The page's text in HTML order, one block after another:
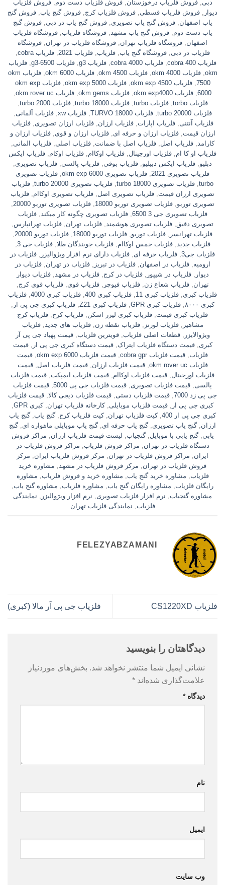
دبی ,فروش فلزیاب درخوزستان ,فروش فلزیاب دست دوم ,فروش فلزیاب
دیوار
فروش فلزیاب قسطی فروش فلزیاب کرج فروش گنج یاب فروش گنج
یاب اصفهان ,فروش گنج یاب تصویری ,فروش گنج یاب در دبی ,فروش گنج
یاب دست دوم ,فروش گنج یاب مشهد ,فروشگاه فلزیاب ,فروشگاه فلزیاب
اصفهان فروشگاه فلزیاب تهران فروشگاه فلزیاب در تهران فروشگاه
فلزیاب در دبی ,فروشگاه گنج یاب ,فلزیاب ,فلزیاب 2021 ,فلزیاب cobra
فلزیاب cobra 400
فلزیاب cobra 4000 فلزیاب g3 فلزیاب g3-6500
فلزیاب
okm
,فلزیاب okm 4000 ,فلزیاب okm 4500 ,فلزیاب okm 6000 ,
فلزیاب okm
7500
,فلزیاب okm exp 4500 ,فلزیاب okm exp 5000 ,
فلزیاب okm exp
6000 فلزیاب okm exp4000 فلزیاب okm gems فلزیاب okm rover uc
فلزیاب torbo
,فلزیاب turbo ,فلزیاب turbo 18000 ,فلزیاب turbo 2000
فلزیاب turbo 20000
,فلزیاب TURVO 18000 ,فلزیاب xw ,فلزیاب آلمانی
فلزیاب آنتنی ,فلزیاب اپارات ,فلزیاب ارزان ,فلزیاب ارزان تصویری ,فلزیاب
ارزان قیمت ,فلزیاب ارزان و حرفه ای ,فلزیاب ارزان و قوی ,فلزیاب ارزان و
کارامد
,فلزیاب اصل ,فلزیاب اصل با ضمانت ,فلزیاب اصلی ,فلزیاب المانی
فلزیاب او کا ام فلزیاب اورجینال فلزیاب اوکاام فلزیاب اوکام فلزیاب ایکس
دبلیو فلزیاب ایکس دبیلیو فلزیاب بوقی فلزیاب پالسی فلزیاب تصویری
فلزیاب تصویری 2021
فلزیاب تصویری okm exp 6000
فلزیاب تصویری
turbo فلزیاب تصویری turbo 18000 فلزیاب تصویری turbo 20000
فلزیاب
تصویری ارزان قیمت فلزیاب تصویری اصل فلزیاب تصویری اوکاام فلزیاب
تصویری توربو ,فلزیاب تصویری توربو 18000 ,فلزیاب تصویری توربو 20000
فلزیاب تصویری جی 3 6500
,فلزیاب تصویری چگونه کار میکند ,فلزیاب
تصویری دقیق فلزیاب تصویری هوشمند فلزیاب تهران فلزیاب تهرانپارس
فلزیاب تهرانسر
فلزیاب توربو فلزیاب توربو 18000 فلزیاب توربو 20000
فلزیاب جدید
,فلزیاب جمس اوکاام ,فلزیاب جویندگان طلا ,فلزیاب جی 3
فلزیاب جی3
فلزیاب حرفه ای فلزیاب دارای نرم افزار ویژوالیزر
فلزیاب در
ارومیه ,فلزیاب در اصفهان ,فلزیاب در تبریز ,فلزیاب در تهران ,فلزیاب در
دیوار
,فلزیاب در شیپور ,فلزیاب در کرج ,فلزیاب در مشهد ,فلزیاب دیوار
تهران ,فلزیاب شعاع زن ,فلزیاب فیوچر ,فلزیاب قوی ,فلزیاب قوی کرج
فلزیاب کبری فلزیاب کبری 11 فلزیاب کبری 400 فلزیاب کبری 4000
فلزیاب
کبری ۸۰۰۰
,فلزیاب کبری GPR ,فلزیاب کبری Z21 ,فلزیاب کبری جی پی ار
فلزیاب کبری قیمت فلزیاب کبری لیزر اسکن فلزیاب کرج فلزیاب کرج
مشاهیر
,فلزیاب لورنز ,فلزیاب نقطه زن ,فلزیاب های جدید ,فلزیاب
ویژوالایزر
,قطعات اصلی فلزیاب ,قویترین فلزیاب ,قیمت پهباد جی پی آر
کبری ,قیمت دستگاه فلزیاب ایتراک ,قیمت دستگاه کبری جی پی ار ,قیمت
فلزیاب قیمت فلزیاب cobra gpr قیمت فلزیاب okm exp 6000
قیمت
فلزیاب okm rover uc
,قیمت فلزیاب ارزان ,قیمت فلزیاب اصل ,قیمت
فلزیاب اورجینال قیمت فلزیاب اوکاام قیمت فلزیاب ایمپکت قیمت فلزیاب
پالسی قیمت فلزیاب تصویری قیمت فلزیاب جی پی 5000
قیمت فلزیاب
جی پی زد 7000
قیمت فلزیاب دستی قیمت فلزیاب دیجی کالا قیمت فلزیاب
کبری جی پی ار
قیمت فلزیاب موبایلی ,کارخانه فلزیاب تهران ,کبری GPR
کبری جی پی ار 400
,کیت فلزیاب تهران ,کیت فلزیاب کرج ,گنج یاب ,گنج یاب
ارزان ,گنج یاب تصویری ,گنج یاب حرفه ای ,گنج یاب موبایلی ماهواره ای ,گنج
یابی ,گنج یابی با موبایل ,گنجیاب لیست قیمت فلزیاب ارزان
مراکز فروش
دستگاه فلزیاب در تهران
مراکز فروش فلزیاب مراکز فروش فلزیاب در
ایران
مراکز فروش فلزیاب در تهران مرکز فروش فلزیاب ایران
مرکز
فروش فلزیاب در تهران
مرکز فروش فلزیاب در مشهد
مشاوره خرید
فلزیاب مشاوره خرید گنج یاب مشاوره خرید و فروش فلزیاب مشاوره
رایگان فلزیاب مشاوره رایگان گنج یاب مشاوره فلزیاب مشاوره گنج یاب
مشاوره گنجیاب نرم افزار فلزیاب تصویری نرم افزار ویژوالیزر
نمایندگی
فلزیاب نمایندگی فلزیاب تهران
FELEZYABZAMANI
فلزیاب CS1220XD فلزیاب جی پی آر مالا (کبری)
دیدگاهتان را بنویسید
نشانی ایمیل شما منتشر نخواهد شد. بخش‌های موردنیاز
علامت‌گذاری شده‌اند *
دیدگاه*
نام
ایمیل
وب‌ سایت